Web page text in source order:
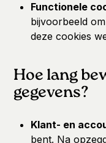
Functionele
bijvoorbeeld
deze cookies
Hoe lang
gegevens?
Klant- en
bent. Na